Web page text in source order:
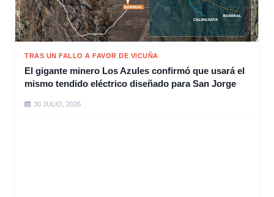
TRAS UN FALLO A FAVOR DE VICUÑA
El gigante minero Los Azules confirmó que usará el
mismo tendido eléctrico diseñado para San Jorge
30 JULIO, 2026